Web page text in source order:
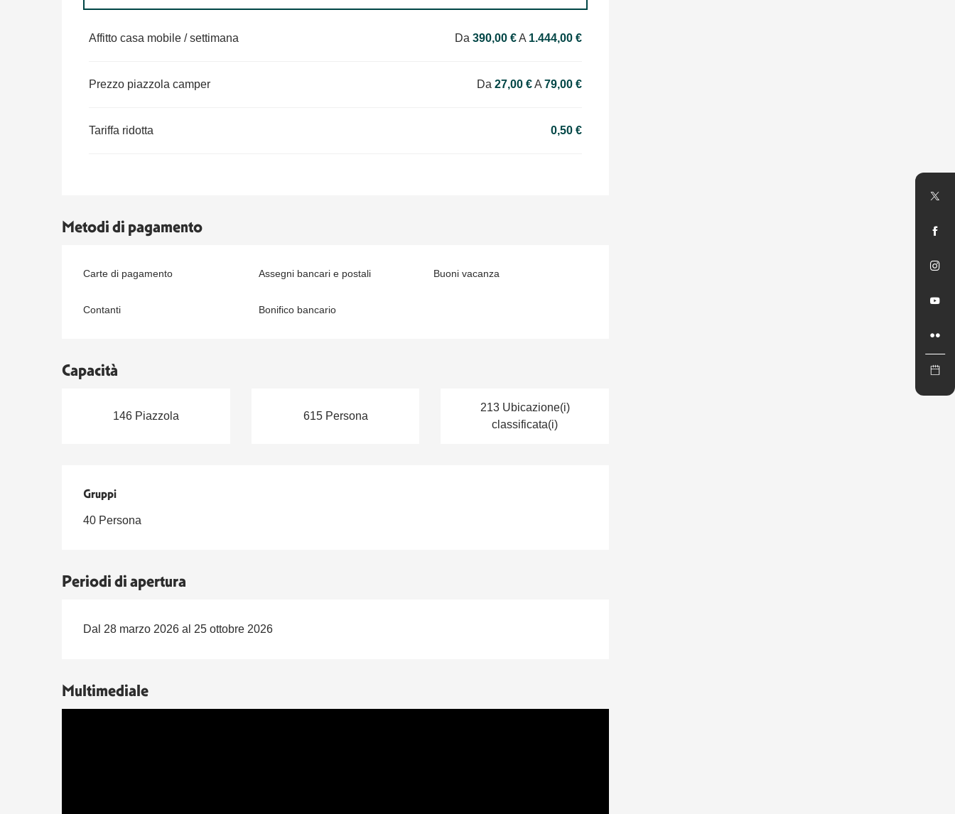
Tariffe 2027
Affitto casa mobile / settimana Da390,00 €A 1.444,00 €
Prezzo piazzola camper Da27,00 €A79,00 €
Tariffa ridotta 0,50 €
Metodi di pagamento
Carte di pagamento Assegni bancari e postali Buoni vacanza
Contanti Bonifico bancario
Capacità
146 Piazzola 615 Persona
213 Ubicazione(i)
classificata(i)
Gruppi
Gruppi
40 Persona
Periodi di apertura
Dal 28 marzo 2026 al 25 ottobre 2026
Multimediale